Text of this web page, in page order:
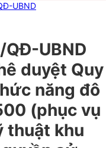
UBND
UBND
duyệt Quy
năng đô
(phục vụ
thuật khu